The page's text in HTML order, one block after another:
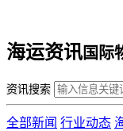
海运资讯国际
资讯搜索
全部新闻 行业动态